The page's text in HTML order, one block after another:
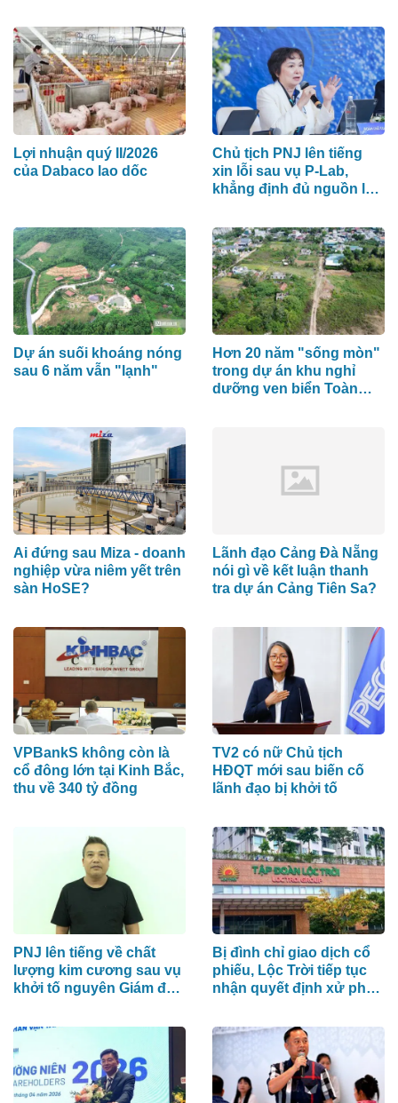
Lợi nhuận quý II/2026
của Dabaco lao dốc
Chủ tịch PNJ lên tiếng
xin lỗi sau vụ P-Lab,
khẳng định đủ nguồn lực
Dự án suối khoáng nóng
sau 6 năm vẫn "lạnh"
Hơn 20 năm "sống mòn"
trong dự án khu nghỉ
dưỡng ven biển Toàn
Ai đứng sau Miza - doanh
nghiệp vừa niêm yết trên
sàn HoSE?
Lãnh đạo Cảng Đà Nẵng
nói gì về kết luận thanh
tra dự án Cảng Tiên Sa?
VPBankS không còn là
cổ đông lớn tại Kinh Bắc,
thu về 340 tỷ đồng
TV2 có nữ Chủ tịch
HĐQT mới sau biến cố
lãnh đạo bị khởi tố
PNJ lên tiếng về chất
lượng kim cương sau vụ
khởi tố nguyên Giám đốc
Bị đình chỉ giao dịch cổ
phiếu, Lộc Trời tiếp tục
nhận quyết định xử phạt